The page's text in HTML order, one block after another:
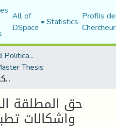
All of
DSpace Statistics Profils
Faculty of Law and Political Science
Thesis
حق المطلقة الحاضنة في السكن واشكالات تطبيقها أمام القضاء
حق المطلقة
واشكالات